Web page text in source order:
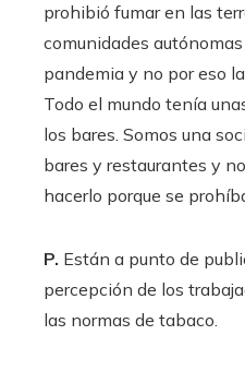
prohibió fumar en las
comunidades
pandemia y no por eso
Todo el mundo tenía
los bares. Somos una
bares y restaurantes y
hacerlo porque se
P. Están a punto de
percepción de los
las normas de tabaco.